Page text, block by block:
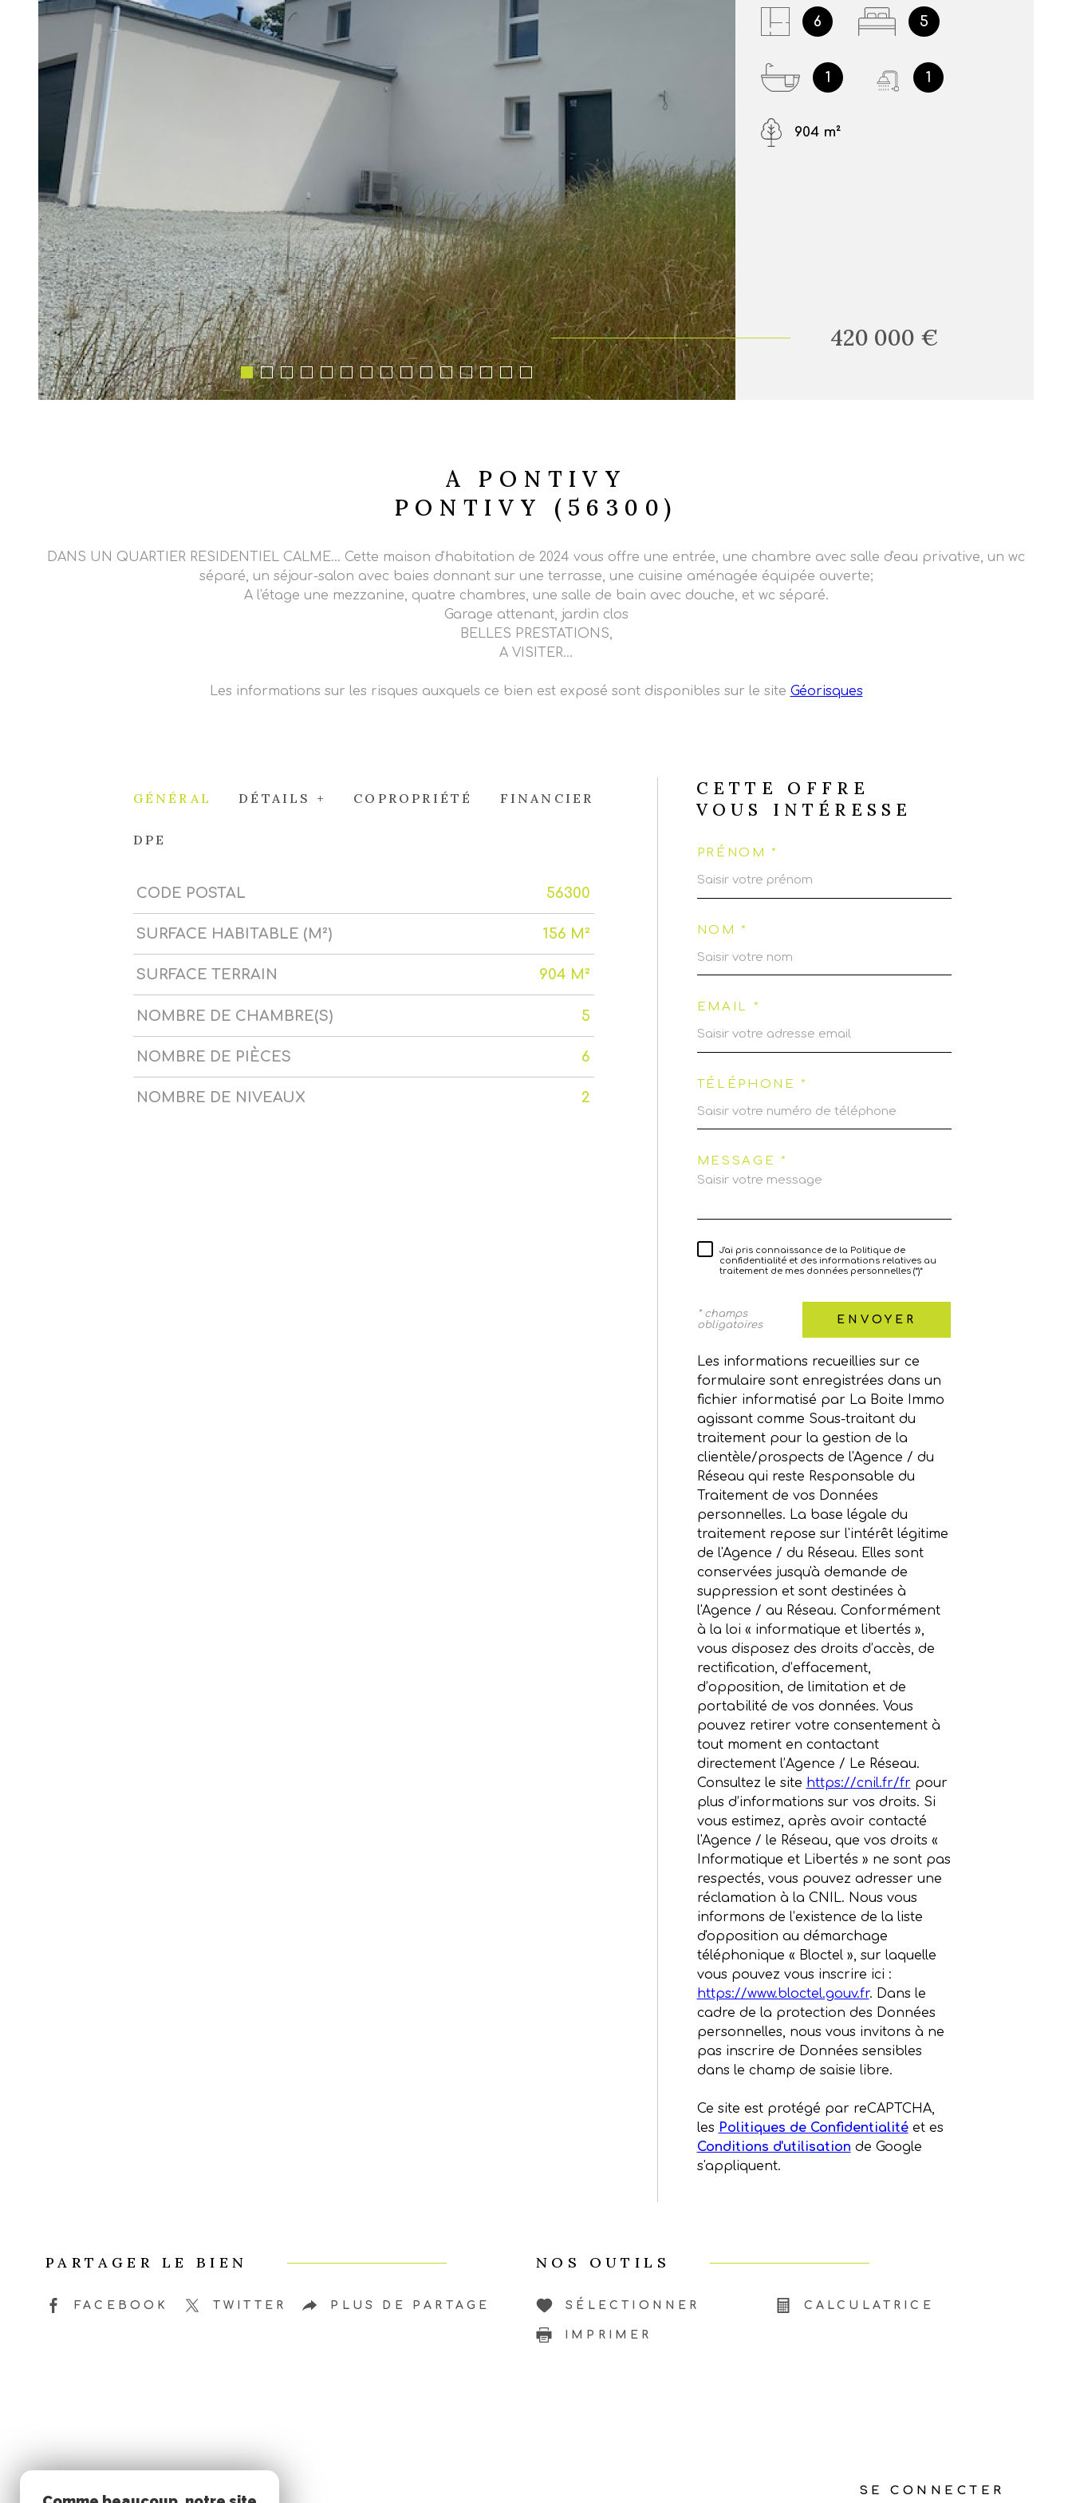
6 5
1 1
904 m²
420 000 €
A PONTIVY
PONTIVY (56300)
DANS UN QUARTIER RESIDENTIEL CALME... Cette maison d'habitation de 2024 vous offre une entrée, une chambre avec salle d'eau privative, un wc
séparé, un séjour-salon avec baies donnant sur une terrasse, une cuisine aménagée équipée ouverte;
A l'étage une mezzanine, quatre chambres, une salle de bain avec douche, et wc séparé.
Garage attenant, jardin clos
BELLES PRESTATIONS,
A VISITER...
Les informations sur les risques auxquels ce bien est exposé sont disponibles sur le site Géorisques
GÉNÉRAL DÉTAILS + COPROPRIÉTÉ FINANCIER
DPE
Caractérisque Valeurs
CODE POSTAL 56300
SURFACE HABITABLE (M²) 156 M²
SURFACE TERRAIN 904 M²
NOMBRE DE CHAMBRE(S) 5
NOMBRE DE PIÈCES 6
NOMBRE DE NIVEAUX 2
CETTE OFFRE
VOUS INTÉRESSE
PRÉNOM *
NOM *
EMAIL *
TÉLÉPHONE *
MESSAGE *
J'ai pris connaissance de la Politique de
confidentialité et des informations relatives au
traitement de mes données personnelles (*)*
* champs
obligatoires
ENVOYER
Les informations recueillies sur ce
formulaire sont enregistrées dans un
fichier informatisé par La Boite Immo
agissant comme Sous-traitant du
traitement pour la gestion de la
clientèle/prospects de l'Agence / du
Réseau qui reste Responsable du
Traitement de vos Données
personnelles. La base légale du
traitement repose sur l'intérêt légitime
de l'Agence / du Réseau. Elles sont
conservées jusqu'à demande de
suppression et sont destinées à
l'Agence / au Réseau. Conformément
à la loi « informatique et libertés »,
vous disposez des droits d’accès, de
rectification, d’effacement,
d’opposition, de limitation et de
portabilité de vos données. Vous
pouvez retirer votre consentement à
tout moment en contactant
directement l’Agence / Le Réseau.
Consultez le site https://cnil.fr/fr pour
plus d’informations sur vos droits. Si
vous estimez, après avoir contacté
l'Agence / le Réseau, que vos droits «
Informatique et Libertés » ne sont pas
respectés, vous pouvez adresser une
réclamation à la CNIL. Nous vous
informons de l’existence de la liste
d'opposition au démarchage
téléphonique « Bloctel », sur laquelle
vous pouvez vous inscrire ici :
https://www.bloctel.gouv.fr. Dans le
cadre de la protection des Données
personnelles, nous vous invitons à ne
pas inscrire de Données sensibles
dans le champ de saisie libre.
Ce site est protégé par reCAPTCHA,
les Politiques de Confidentialitéet es
Conditions d'utilisation de Google
s'appliquent.
PARTAGER LE BIEN
FACEBOOK TWITTER PLUS DE PARTAGE
NOS OUTILS
SÉLECTIONNER CALCULATRICE
IMPRIMER
SE CONNECTER